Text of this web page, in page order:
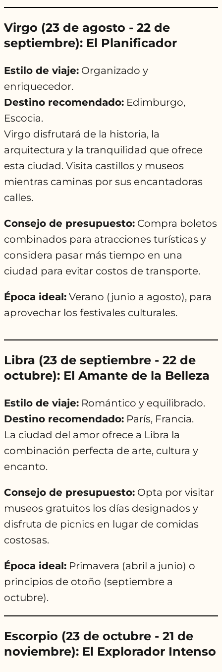
Virgo (23 de agosto - 22 de
septiembre): El Planificador
Estilo de viaje: Organizado y
enriquecedor.
Destino recomendado: Edimburgo,
Escocia.
Virgo disfrutará de la historia, la
arquitectura y la tranquilidad que ofrece
esta ciudad. Visita castillos y museos
mientras caminas por sus encantadoras
calles.
Consejo de presupuesto: Compra boletos
combinados para atracciones turísticas y
considera pasar más tiempo en una
ciudad para evitar costos de transporte.
Época ideal: Verano (junio a agosto), para
aprovechar los festivales culturales.
Libra (23 de septiembre - 22 de
octubre): El Amante de la Belleza
Estilo de viaje: Romántico y equilibrado.
Destino recomendado: París, Francia.
La ciudad del amor ofrece a Libra la
combinación perfecta de arte, cultura y
encanto.
Consejo de presupuesto: Opta por visitar
museos gratuitos los días designados y
disfruta de picnics en lugar de comidas
costosas.
Época ideal: Primavera (abril a junio) o
principios de otoño (septiembre a
octubre).
Escorpio (23 de octubre - 21 de
noviembre): El Explorador Intenso